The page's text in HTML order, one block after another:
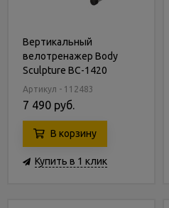
Вертикальный
велотренажер Body
Sculpture BC-1420
Артикул - 112483
7 490 руб.
В корзину
Купить в 1 клик